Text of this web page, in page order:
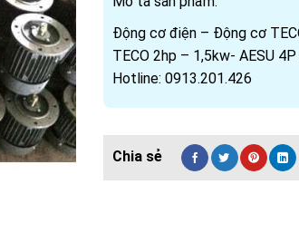
Động cơ điện – Động cơ
TECO 2hp – 1,5kw- AESU
Hotline: 0913.201.426